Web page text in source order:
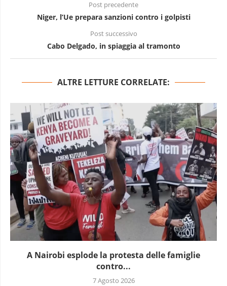
Post precedente
Niger, l’Ue prepara sanzioni contro i golpisti
Post successivo
Cabo Delgado, in spiaggia al tramonto
ALTRE LETTURE CORRELATE:
A Nairobi esplode la protesta delle famiglie
contro...
7 Agosto 2026